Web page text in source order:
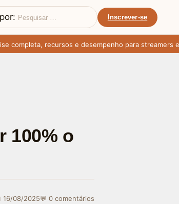
Inscrever-se
recursos e desempenho para streamers e
100% o
16/08/2025💬 0 comentários